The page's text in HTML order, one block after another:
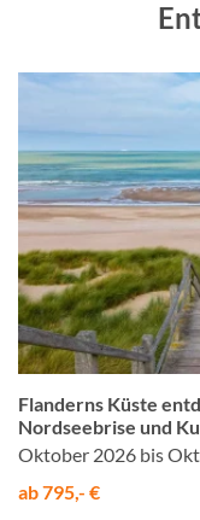
Flanderns Küste
Nordseebrise und
Oktober 2026 bis
ab 795,- €